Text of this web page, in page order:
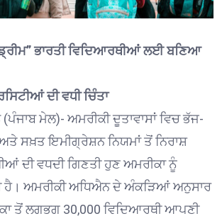
ਭਾਰਤੀ ਵਿਦਿਆਰਥੀਆਂ ਲਈ ਬਣਿਆ
ਦੀ ਵਧੀ ਚਿੰਤਾ
ਮੇਲ)- ਅਮਰੀਕੀ ਦੂਤਾਵਾਸਾਂ ਵਿਚ ਭੱਜ-
ਸਖ਼ਤ ਇਮੀਗ੍ਰੇਸ਼ਨ ਨਿਯਮਾਂ ਤੋਂ ਨਿਰਾਸ਼
ਦੀ ਵਧਦੀ ਗਿਣਤੀ ਹੁਣ ਅਮਰੀਕਾ ਨੂੰ
ਹੈ। ਅਮਰੀਕੀ ਅਧਿਐਨ ਦੇ ਅੰਕੜਿਆਂ ਅਨੁਸਾਰ
ਤੋਂ ਲਗਭਗ 30,000 ਵਿਦਿਆਰਥੀ ਆਪਣੀ